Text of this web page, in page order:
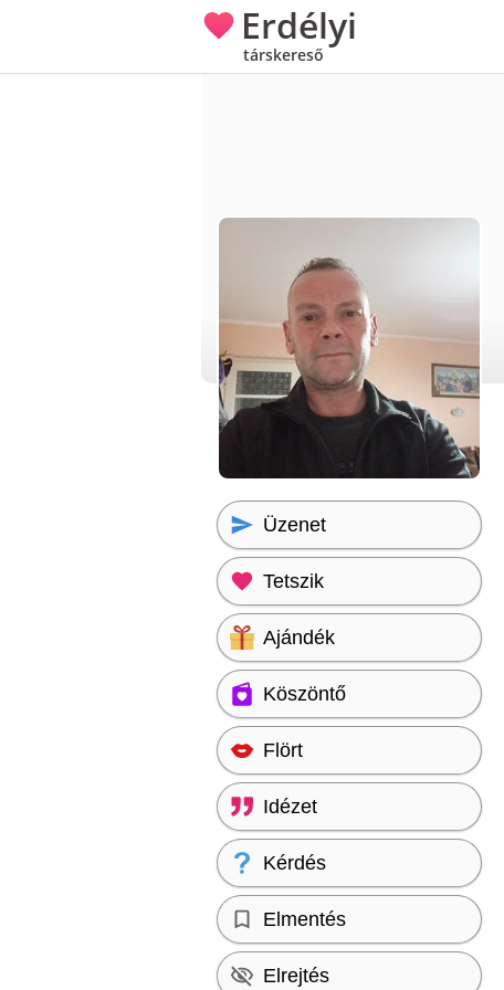
Erdélyi
társkereső
Üzenet
Tetszik
Ajándék
Köszöntő
Flört
Idézet
Kérdés
Elmentés
Elrejtés